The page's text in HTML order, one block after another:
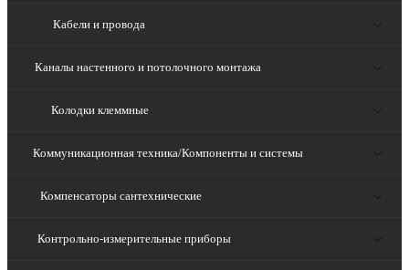
Кабели и провода
Каналы настенного и потолочного монтажа
Колодки клеммные
Коммуникационная техника/Компоненты и системы
Компенсаторы сантехнические
Контрольно-измерительные приборы